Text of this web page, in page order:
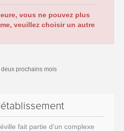
vous ne pouvez plus
veuillez choisir un autre
prochains mois
fait partie d’un complexe